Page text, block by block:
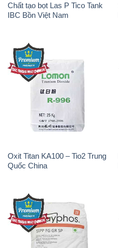
Chất tạo bọt Las P Tico Tank
IBC Bồn Việt Nam
Oxit Titan KA100 – Tio2 Trung
Quốc China